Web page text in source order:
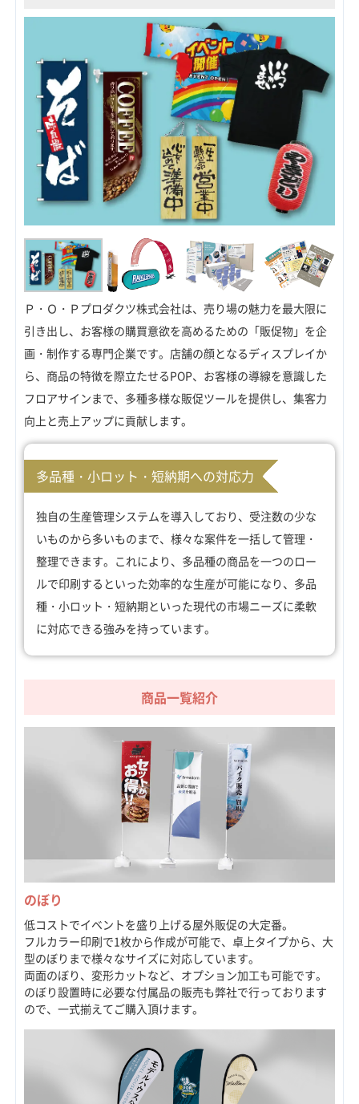
Ｐ・Ｏ・Ｐプロダクツ株式会社は、売り場の魅力を最大限に
引き出し、お客様の購買意欲を高めるための「販促物」を企
画・制作する専門企業です。店舗の顔となるディスプレイか
ら、商品の特徴を際立たせるPOP、お客様の導線を意識した
フロアサインまで、多種多様な販促ツールを提供し、集客力
向上と売上アップに貢献します。
多品種・小ロット・短納期への対応力
独自の生産管理システムを導入しており、受注数の少な
いものから多いものまで、様々な案件を一括して管理・
整理できます。これにより、多品種の商品を一つのロー
ルで印刷するといった効率的な生産が可能になり、多品
種・小ロット・短納期といった現代の市場ニーズに柔軟
に対応できる強みを持っています。
商品一覧紹介
のぼり
低コストでイベントを盛り上げる屋外販促の大定番。
フルカラー印刷で1枚から作成が可能で、卓上タイプから、大
型のぼりまで様々なサイズに対応しています。
両面のぼり、変形カットなど、オプション加工も可能です。
のぼり設置時に必要な付属品の販売も弊社で行っております
ので、一式揃えてご購入頂けます。